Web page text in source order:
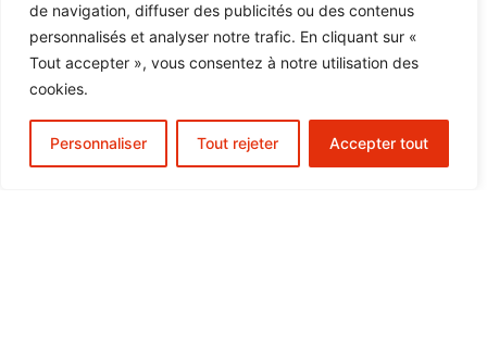
de navigation, diffuser des publicités ou des contenus
personnalisés et analyser notre trafic. En cliquant sur «
Tout accepter », vous consentez à notre utilisation des
cookies.
Personnaliser Tout rejeter Accepter tout